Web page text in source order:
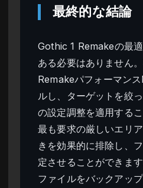
最終的な結論
Gothic 1 Remakeの最
ある必要はありません
Remakeパフォーマン
ルし、ターゲットを絞
の設定調整を適用する
最も要求の厳しいエリ
きを効果的に排除し、
定させることができま
ファイルをバックアッ